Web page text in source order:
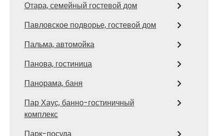
Отара, семейный гостевой дом
Павловское подворье, гостевой дом
Пальма, автомойка
Панова, гостиница
Панорама, баня
Пар Хаус, банно-гостиничный
комплекс